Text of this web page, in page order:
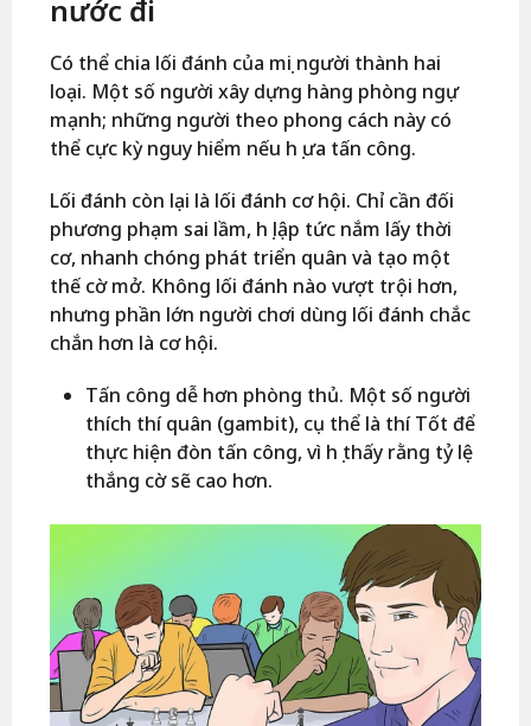
nước đi
Có thể chia lối đánh của mọi người thành hai
loại. Một số người xây dựng hàng phòng ngự
mạnh; những người theo phong cách này có
thể cực kỳ nguy hiểm nếu họ ưa tấn công.
Lối đánh còn lại là lối đánh cơ hội. Chỉ cần đối
phương phạm sai lầm, họ lập tức nắm lấy thời
cơ, nhanh chóng phát triển quân và tạo một
thế cờ mở. Không lối đánh nào vượt trội hơn,
nhưng phần lớn người chơi dùng lối đánh chắc
chắn hơn là cơ hội.
Tấn công dễ hơn phòng thủ. Một số người
thích thí quân (gambit), cụ thể là thí Tốt để
thực hiện đòn tấn công, vì họ thấy rằng tỷ lệ
thắng cờ sẽ cao hơn.